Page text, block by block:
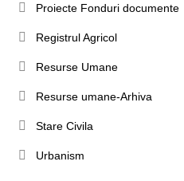
Proiecte Fonduri documente
Registrul Agricol
Resurse Umane
Resurse umane-Arhiva
Stare Civila
Urbanism